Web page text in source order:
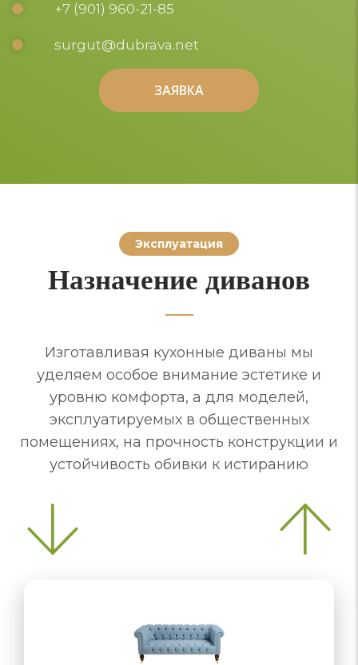
+7 (901) 960-21-85
surgut@dubrava.net
ЗАЯВКА
ЗАЯВКА
Эксплуатация
Назначение диванов
Изготавливая кухонные диваны мы
уделяем особое внимание эстетике и
уровню комфорта, а для моделей,
эксплуатируемых в общественных
помещениях, на прочность конструкции и
устойчивость обивки к истиранию
комфортное, обивка из устойчивого…
комплекте с другими изделиями
размеры, стили, комплектация
комплекте с другими изделиями
функциональность - отвечать
назначению…
Варианты трансформации:
«раскладушка»,…
стационарных, но любые…
ламели, ортопедический матрас
откидное сиденье
основание, обивка, не вызывающая…
Механизма трансформации…
для кабинета должен только…
для открытой…
комфортное, обивка из устойчивого…
комплекте с другими изделиями